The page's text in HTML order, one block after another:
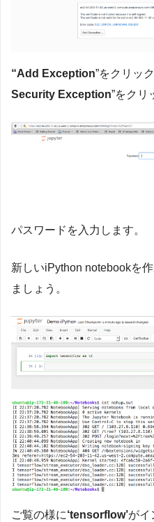
“Add Exception”をクリッ
Security Exception”をクリ
パスワードを入力します。
新しいiPython notebookを
ましょう。
ご覧の様に‘tensorflow’がイ